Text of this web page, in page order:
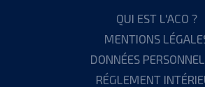
QUI EST L'ACO ?
MENTIONS
DONNÉES
RÉGLEMENT